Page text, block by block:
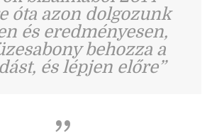
óta azon dolgozunk
és eredményesen,
behozza a
és lépjen előre”